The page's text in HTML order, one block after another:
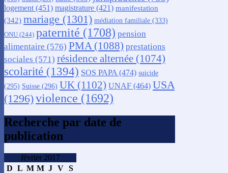
logement (451) magistrature (421) manifestation
(342) mariage (1301) médiation familiale (333)
ONU (244) paternité (1708) pension
alimentaire (576) PMA(1088) prestations
sociales (571) résidence alternée (1074)
scolarité (1394) SOS PAPA(474) suicide
(295) Suisse (296) UK (1102) UNAF (464) USA
(1296)violence (1692)
Recherche par date de
publication
février 2017
D L M M J V S